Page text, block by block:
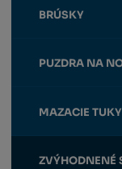
BRÚSKY
PUZDRA NA
MAZACIE
ZVÝHODNENÉ